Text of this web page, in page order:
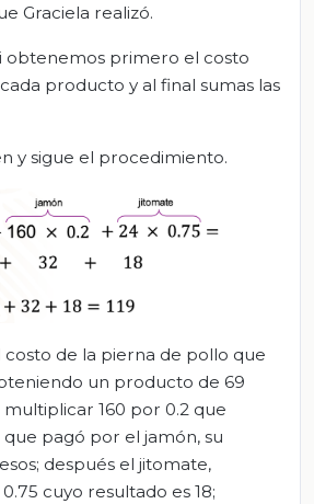
Graciela realizó.
obtenemos primero el costo
producto y al final sumas las
y sigue el procedimiento.
de la pierna de pollo que
un producto de 69
160 por 0.2 que
pagó por el jamón, su
después el jitomate,
cuyo resultado es 18;